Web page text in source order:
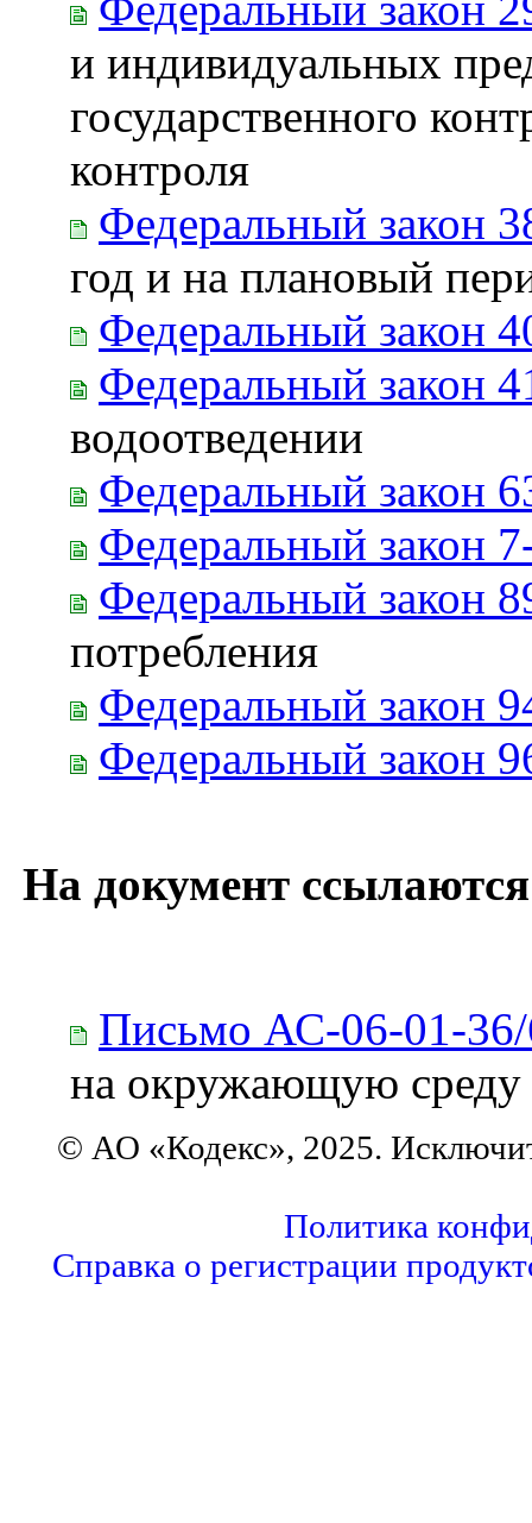
и индивидуальных
государственного
контроля
Федеральный закон
год и на плановый
Федеральный закон
Федеральный закон
водоотведении
Федеральный закон
Федеральный закон
Федеральный закон
потребления
Федеральный закон
Федеральный закон
На документ
Письмо АС-06-01-
на окружающую среду
© АО «Кодекс», 2025.
Политика
Справка о регистрации